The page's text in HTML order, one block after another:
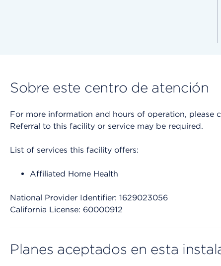
Sobre este centro de atención
For more information and hours of operation, please
Referral to this facility or service may be required.
List of services this facility offers:
Affiliated Home Health
National Provider Identifier: 1629023056
California License: 60000912
Planes aceptados en esta